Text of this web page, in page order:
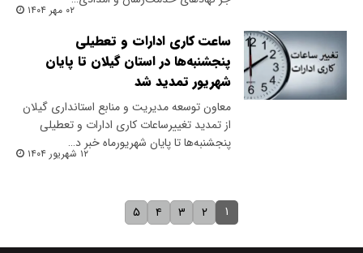
۰۲ مهر ۱۴۰۴
ساعت کاری ادارات و تعطیلی
پنجشنبه‌ها در استان گیلان تا پایان
شهریور تمدید شد
معاون توسعه مدیریت و منابع استانداری گیلان
از تمدید تغییرساعات کاری ادارات و تعطیلی
پنجشنبه‌ها تا پایان شهریورماه خبر د…
۱۲ شهریور ۱۴۰۴
۱ ۲ ۳ ۴ ۵